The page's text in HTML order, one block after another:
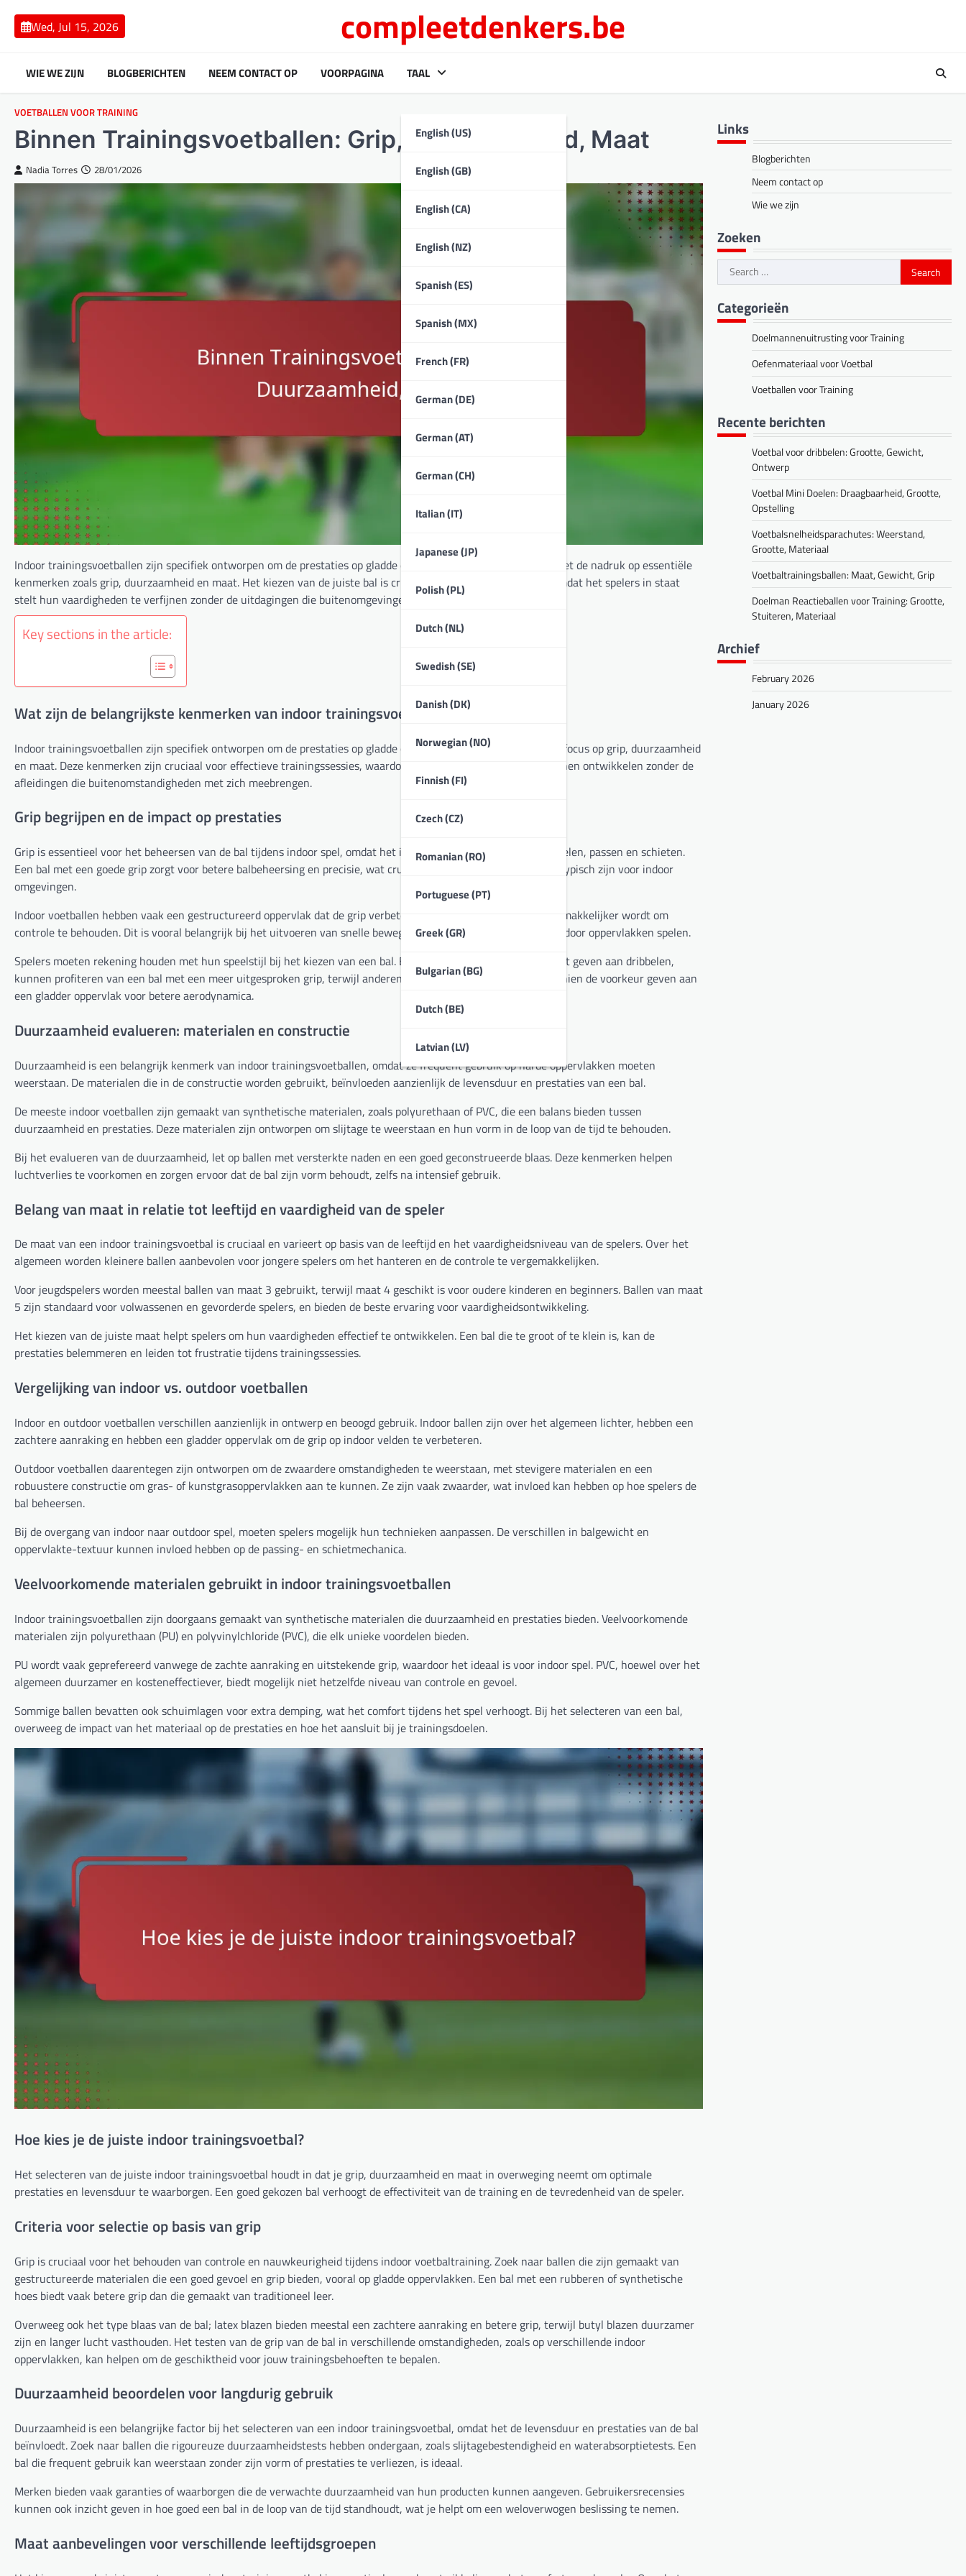
content
Wed, Jul 15, 2026 compleetdenkers.be
WIE WE ZIJN BLOGBERICHTEN NEEM CONTACT OP VOORPAGINA TAAL
English (US)
English (GB)
English (CA)
English (NZ)
Spanish (ES)
Spanish (MX)
French (FR)
German (DE)
German (AT)
German (CH)
Italian (IT)
Japanese (JP)
Polish (PL)
Dutch (NL)
Swedish (SE)
Danish (DK)
Norwegian (NO)
Finnish (FI)
Czech (CZ)
Romanian (RO)
Portuguese (PT)
Greek (GR)
Bulgarian (BG)
Dutch (BE)
Latvian (LV)
VOETBALLEN VOOR TRAINING
Binnen Trainingsvoetballen: Grip, Duurzaamheid, Maat
Nadia Torres 28/01/2026
Indoor trainingsvoetballen zijn specifiek ontworpen om de prestaties op gladde oppervlakken te optimaliseren, met de nadruk op essentiële
kenmerken zoals grip, duurzaamheid en maat. Het kiezen van de juiste bal is cruciaal voor effectieve training, omdat het spelers in staat
stelt hun vaardigheden te verfijnen zonder de uitdagingen die buitenomgevingen met zich meebrengen.
Key sections in the article:
Wat zijn de belangrijkste kenmerken van indoor trainingsvoetballen?
Indoor trainingsvoetballen zijn specifiek ontworpen om de prestaties op gladde oppervlakken te verbeteren, met focus op grip, duurzaamheid
en maat. Deze kenmerken zijn cruciaal voor effectieve trainingssessies, waardoor spelers hun vaardigheden kunnen ontwikkelen zonder de
afleidingen die buitenomstandigheden met zich meebrengen.
Grip begrijpen en de impact op prestaties
Grip is essentieel voor het beheersen van de bal tijdens indoor spel, omdat het invloed heeft op hoe spelers dribbelen, passen en schieten.
Een bal met een goede grip zorgt voor betere balbeheersing en precisie, wat cruciaal is in de krappe ruimtes die typisch zijn voor indoor
omgevingen.
Indoor voetballen hebben vaak een gestructureerd oppervlak dat de grip verbetert, waardoor het voor spelers gemakkelijker wordt om
controle te behouden. Dit is vooral belangrijk bij het uitvoeren van snelle bewegingen of wanneer ze op gladde indoor oppervlakken spelen.
Spelers moeten rekening houden met hun speelstijl bij het kiezen van een bal. Bijvoorbeeld, degenen die prioriteit geven aan dribbelen,
kunnen profiteren van een bal met een meer uitgesproken grip, terwijl anderen die zich richten op passen misschien de voorkeur geven aan
een gladder oppervlak voor betere aerodynamica.
Duurzaamheid evalueren: materialen en constructie
Duurzaamheid is een belangrijk kenmerk van indoor trainingsvoetballen, omdat ze frequent gebruik op harde oppervlakken moeten
weerstaan. De materialen die in de constructie worden gebruikt, beïnvloeden aanzienlijk de levensduur en prestaties van een bal.
De meeste indoor voetballen zijn gemaakt van synthetische materialen, zoals polyurethaan of PVC, die een balans bieden tussen
duurzaamheid en prestaties. Deze materialen zijn ontworpen om slijtage te weerstaan en hun vorm in de loop van de tijd te behouden.
Bij het evalueren van de duurzaamheid, let op ballen met versterkte naden en een goed geconstrueerde blaas. Deze kenmerken helpen
luchtverlies te voorkomen en zorgen ervoor dat de bal zijn vorm behoudt, zelfs na intensief gebruik.
Belang van maat in relatie tot leeftijd en vaardigheid van de speler
De maat van een indoor trainingsvoetbal is cruciaal en varieert op basis van de leeftijd en het vaardigheidsniveau van de spelers. Over het
algemeen worden kleinere ballen aanbevolen voor jongere spelers om het hanteren en de controle te vergemakkelijken.
Voor jeugdspelers worden meestal ballen van maat 3 gebruikt, terwijl maat 4 geschikt is voor oudere kinderen en beginners. Ballen van maat
5 zijn standaard voor volwassenen en gevorderde spelers, en bieden de beste ervaring voor vaardigheidsontwikkeling.
Het kiezen van de juiste maat helpt spelers om hun vaardigheden effectief te ontwikkelen. Een bal die te groot of te klein is, kan de
prestaties belemmeren en leiden tot frustratie tijdens trainingssessies.
Vergelijking van indoor vs. outdoor voetballen
Indoor en outdoor voetballen verschillen aanzienlijk in ontwerp en beoogd gebruik. Indoor ballen zijn over het algemeen lichter, hebben een
zachtere aanraking en hebben een gladder oppervlak om de grip op indoor velden te verbeteren.
Outdoor voetballen daarentegen zijn ontworpen om de zwaardere omstandigheden te weerstaan, met stevigere materialen en een
robuustere constructie om gras- of kunstgrasoppervlakken aan te kunnen. Ze zijn vaak zwaarder, wat invloed kan hebben op hoe spelers de
bal beheersen.
Bij de overgang van indoor naar outdoor spel, moeten spelers mogelijk hun technieken aanpassen. De verschillen in balgewicht en
oppervlakte-textuur kunnen invloed hebben op de passing- en schietmechanica.
Veelvoorkomende materialen gebruikt in indoor trainingsvoetballen
Indoor trainingsvoetballen zijn doorgaans gemaakt van synthetische materialen die duurzaamheid en prestaties bieden. Veelvoorkomende
materialen zijn polyurethaan (PU) en polyvinylchloride (PVC), die elk unieke voordelen bieden.
PU wordt vaak geprefereerd vanwege de zachte aanraking en uitstekende grip, waardoor het ideaal is voor indoor spel. PVC, hoewel over het
algemeen duurzamer en kosteneffectiever, biedt mogelijk niet hetzelfde niveau van controle en gevoel.
Sommige ballen bevatten ook schuimlagen voor extra demping, wat het comfort tijdens het spel verhoogt. Bij het selecteren van een bal,
overweeg de impact van het materiaal op de prestaties en hoe het aansluit bij je trainingsdoelen.
Hoe kies je de juiste indoor trainingsvoetbal?
Het selecteren van de juiste indoor trainingsvoetbal houdt in dat je grip, duurzaamheid en maat in overweging neemt om optimale
prestaties en levensduur te waarborgen. Een goed gekozen bal verhoogt de effectiviteit van de training en de tevredenheid van de speler.
Criteria voor selectie op basis van grip
Grip is cruciaal voor het behouden van controle en nauwkeurigheid tijdens indoor voetbaltraining. Zoek naar ballen die zijn gemaakt van
gestructureerde materialen die een goed gevoel en grip bieden, vooral op gladde oppervlakken. Een bal met een rubberen of synthetische
hoes biedt vaak betere grip dan die gemaakt van traditioneel leer.
Overweeg ook het type blaas van de bal; latex blazen bieden meestal een zachtere aanraking en betere grip, terwijl butyl blazen duurzamer
zijn en langer lucht vasthouden. Het testen van de grip van de bal in verschillende omstandigheden, zoals op verschillende indoor
oppervlakken, kan helpen om de geschiktheid voor jouw trainingsbehoeften te bepalen.
Duurzaamheid beoordelen voor langdurig gebruik
Duurzaamheid is een belangrijke factor bij het selecteren van een indoor trainingsvoetbal, omdat het de levensduur en prestaties van de bal
beïnvloedt. Zoek naar ballen die rigoureuze duurzaamheidstests hebben ondergaan, zoals slijtagebestendigheid en waterabsorptietests. Een
bal die frequent gebruik kan weerstaan zonder zijn vorm of prestaties te verliezen, is ideaal.
Merken bieden vaak garanties of waarborgen die de verwachte duurzaamheid van hun producten kunnen aangeven. Gebruikersrecensies
kunnen ook inzicht geven in hoe goed een bal in de loop van de tijd standhoudt, wat je helpt om een weloverwogen beslissing te nemen.
Maat aanbevelingen voor verschillende leeftijdsgroepen
Links
Blogberichten
Neem contact op
Wie we zijn
Zoeken
Search
for:
Categorieën
Doelmannenuitrusting voor Training
Oefenmateriaal voor Voetbal
Voetballen voor Training
Recente berichten
Voetbal voor dribbelen: Grootte, Gewicht,
Ontwerp
Voetbal Mini Doelen: Draagbaarheid, Grootte,
Opstelling
Voetbalsnelheidsparachutes: Weerstand,
Grootte, Materiaal
Voetbaltrainingsballen: Maat, Gewicht, Grip
Doelman Reactieballen voor Training: Grootte,
Stuiteren, Materiaal
Archief
February 2026
January 2026